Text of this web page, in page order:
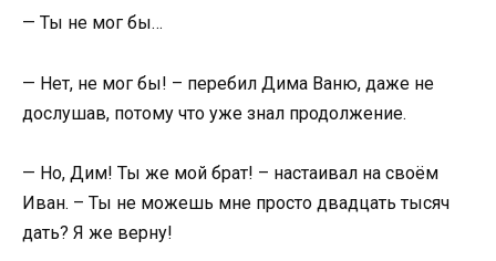
— Ты не мог бы…
— Нет, не мог бы! – перебил Дима Ваню, даже не
дослушав, потому что уже знал продолжение.
— Но, Дим! Ты же мой брат! – настаивал на своём
Иван. – Ты не можешь мне просто двадцать тысяч
дать? Я же верну!